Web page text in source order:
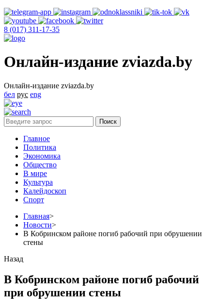
8 (017) 311-17-35
Онлайн-издание zviazda.by
Онлайн-издание zviazda.by
бел рус eng
Главное
Политика
Экономика
Общество
В мире
Культура
Калейдоскоп
Спорт
Главная>
Новости>
В Кобринском районе погиб рабочий при обрушении
стены
Назад
В Кобринском районе погиб рабочий
при обрушении стены